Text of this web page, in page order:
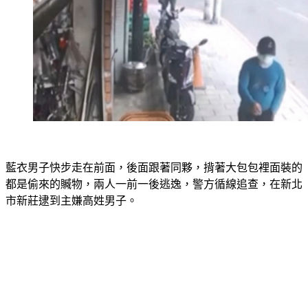
都是偷來的贓物，兩人一前一後逃逸，警方循線追查，在新北
市新莊逮到主嫌高姓男子。